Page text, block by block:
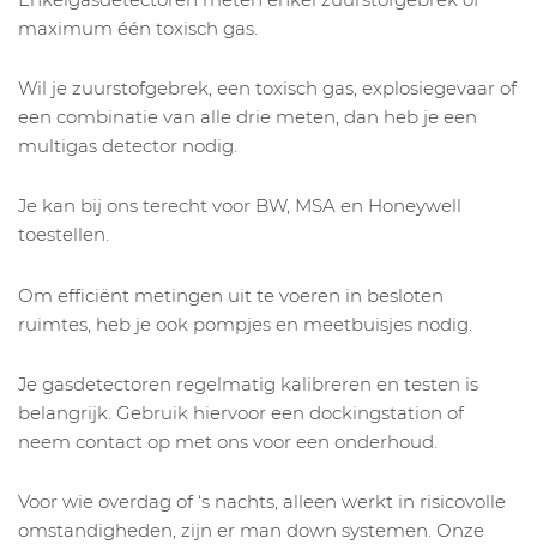
maximum één toxisch gas.
Wil je zuurstofgebrek, een toxisch gas, explosiegevaar of
een combinatie van alle drie meten, dan heb je een
multigas detector nodig.
Je kan bij ons terecht voor BW, MSA en Honeywell
toestellen.
Om efficiënt metingen uit te voeren in besloten
ruimtes, heb je ook pompjes en meetbuisjes nodig.
Je gasdetectoren regelmatig kalibreren en testen is
belangrijk. Gebruik hiervoor een dockingstation of
neem contact op met ons voor een onderhoud.
Voor wie overdag of ‘s nachts, alleen werkt in risicovolle
omstandigheden, zijn er man down systemen. Onze